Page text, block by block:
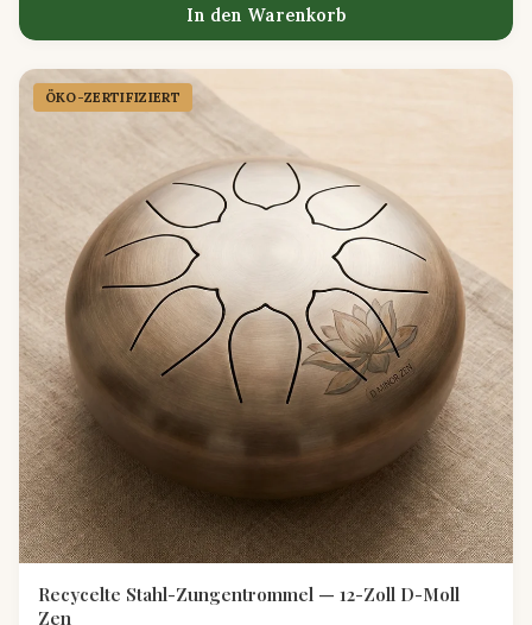
In den Warenkorb
ÖKO-ZERTIFIZIERT
Recycelte Stahl-Zungentrommel — 12-Zoll D-Moll
Zen